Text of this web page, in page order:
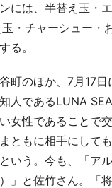
には、半替え玉・
・チャーシュー・
る。
町のほか、7月17日
人であるLUNA
女性であることで
ともに相手にして
いう。今も、「ア
」と佐竹さん。「